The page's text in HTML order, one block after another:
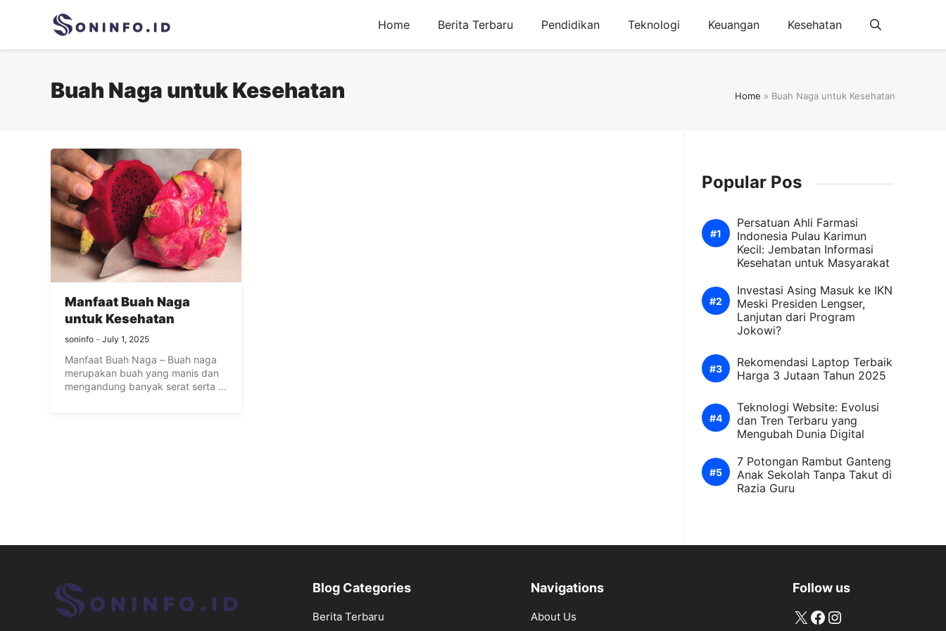
Home Berita Terbaru Pendidikan Teknologi Keuangan Kesehatan
Buah Naga untuk Kesehatan Home » Buah Naga untuk Kesehatan
Manfaat Buah Naga
untuk Kesehatan
soninfo July 1, 2025
Manfaat Buah Naga – Buah naga
merupakan buah yang manis dan
mengandung banyak serat serta ...
Popular Pos
Persatuan Ahli Farmasi
Indonesia Pulau Karimun
Kecil: Jembatan Informasi
Kesehatan untuk Masyarakat
Investasi Asing Masuk ke IKN
Meski Presiden Lengser,
Lanjutan dari Program
Jokowi?
Rekomendasi Laptop Terbaik
Harga 3 Jutaan Tahun 2025
Teknologi Website: Evolusi
dan Tren Terbaru yang
Mengubah Dunia Digital
7 Potongan Rambut Ganteng
Anak Sekolah Tanpa Takut di
Razia Guru
Blog Categories
Berita Terbaru
Navigations
About Us
Follow us
X Facebook
Instagram